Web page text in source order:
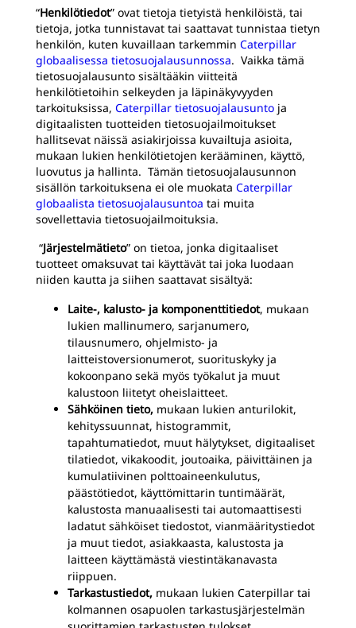
“Henkilötiedot” ovat tietoja tietyistä henkilöistä, tai
tietoja, jotka tunnistavat tai saattavat tunnistaa tietyn
henkilön, kuten kuvaillaan tarkemmin Caterpillar
globaalisessa tietosuojalausunnossa. Vaikka tämä
tietosuojalausunto sisältääkin viitteitä
henkilötietoihin selkeyden ja läpinäkyvyyden
tarkoituksissa, Caterpillar tietosuojalausunto ja
digitaalisten tuotteiden tietosuojailmoitukset
hallitsevat näissä asiakirjoissa kuvailtuja asioita,
mukaan lukien henkilötietojen kerääminen, käyttö,
luovutus ja hallinta. Tämän tietosuojalausunnon
sisällön tarkoituksena ei ole muokata Caterpillar
globaalista tietosuojalausuntoa tai muita
sovellettavia tietosuojailmoituksia.
“Järjestelmätieto” on tietoa, jonka digitaaliset
tuotteet omaksuvat tai käyttävät tai joka luodaan
niiden kautta ja siihen saattavat sisältyä:
Laite-, kalusto- ja komponenttitiedot, mukaan
lukien mallinumero, sarjanumero,
tilausnumero, ohjelmisto- ja
laitteistoversionumerot, suorituskyky ja
kokoonpano sekä myös työkalut ja muut
kalustoon liitetyt oheislaitteet.
Sähköinen tieto, mukaan lukien anturilokit,
kehityssuunnat, histogrammit,
tapahtumatiedot, muut hälytykset, digitaaliset
tilatiedot, vikakoodit, joutoaika, päivittäinen ja
kumulatiivinen polttoaineenkulutus,
päästötiedot, käyttömittarin tuntimäärät,
kalustosta manuaalisesti tai automaattisesti
ladatut sähköiset tiedostot, vianmääritystiedot
ja muut tiedot, asiakkaasta, kalustosta ja
laitteen käyttämästä viestintäkanavasta
riippuen.
Tarkastustiedot, mukaan lukien Caterpillar tai
kolmannen osapuolen tarkastusjärjestelmän